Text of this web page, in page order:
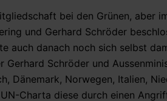
bei den Grünen, aber
und Gerhard Schröder
auch danach noch sich selbst
Schröder und
Dänemark, Norwegen, Italien,
Charta diese durch einen